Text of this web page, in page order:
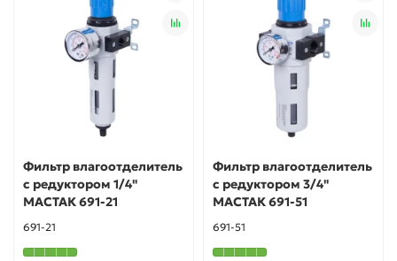
Фильтр влагоотделитель
с редуктором 1/4"
МАСТАК 691-21
691-21
Фильтр влагоотделитель
с редуктором 3/4"
МАСТАК 691-51
691-51